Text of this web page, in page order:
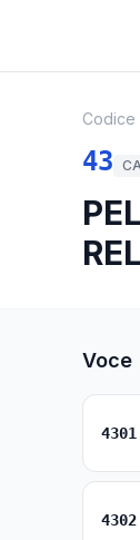
Codice
43
Voce
4301
4302